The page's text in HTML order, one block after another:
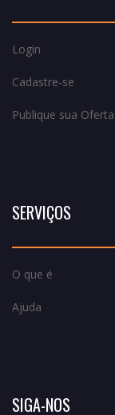
Login
Cadastre-se
Publique sua Oferta
SERVIÇOS
O que é
Ajuda
SIGA-NOS